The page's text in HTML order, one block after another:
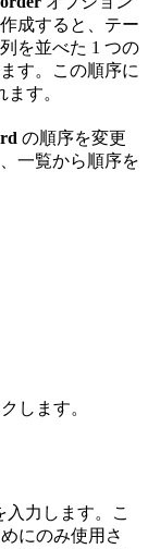
成すると、テー
を並べた 1 つの
す。この順序に
す。
の順序を変更
一覧から順序を
します。
力します。こ
にのみ使用さ